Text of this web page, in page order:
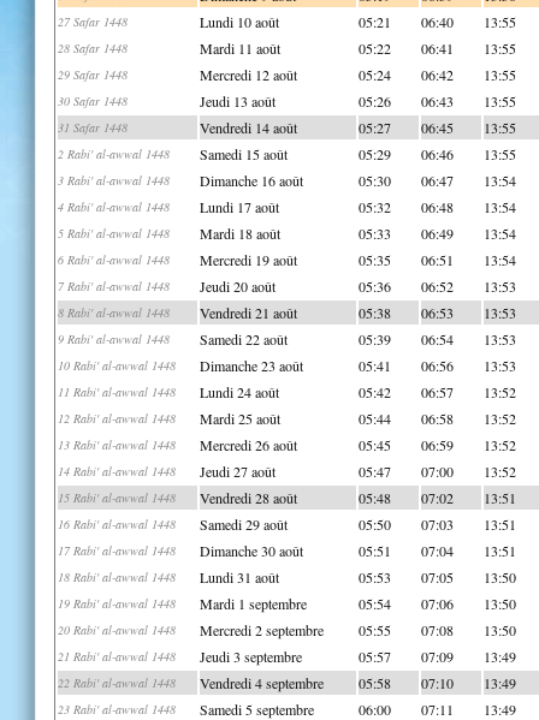
27 Safar 1448 Lundi 10 août 05:21 06:40 13:55
28 Safar 1448 Mardi 11 août 05:22 06:41 13:55
29 Safar 1448 Mercredi 12 août 05:24 06:42 13:55
30 Safar 1448 Jeudi 13 août 05:26 06:43 13:55
31 Safar 1448 Vendredi 14 août 05:27 06:45 13:55
2 Rabi' al-awwal 1448 Samedi 15 août 05:29 06:46 13:55
3 Rabi' al-awwal 1448 Dimanche 16 août 05:30 06:47 13:54
4 Rabi' al-awwal 1448 Lundi 17 août 05:32 06:48 13:54
5 Rabi' al-awwal 1448 Mardi 18 août 05:33 06:49 13:54
6 Rabi' al-awwal 1448 Mercredi 19 août 05:35 06:51 13:54
7 Rabi' al-awwal 1448 Jeudi 20 août 05:36 06:52 13:53
8 Rabi' al-awwal 1448 Vendredi 21 août 05:38 06:53 13:53
9 Rabi' al-awwal 1448 Samedi 22 août 05:39 06:54 13:53
10 Rabi' al-awwal 1448 Dimanche 23 août 05:41 06:56 13:53
11 Rabi' al-awwal 1448 Lundi 24 août 05:42 06:57 13:52
12 Rabi' al-awwal 1448 Mardi 25 août 05:44 06:58 13:52
13 Rabi' al-awwal 1448 Mercredi 26 août 05:45 06:59 13:52
14 Rabi' al-awwal 1448 Jeudi 27 août 05:47 07:00 13:52
15 Rabi' al-awwal 1448 Vendredi 28 août 05:48 07:02 13:51
16 Rabi' al-awwal 1448 Samedi 29 août 05:50 07:03 13:51
17 Rabi' al-awwal 1448 Dimanche 30 août 05:51 07:04 13:51
18 Rabi' al-awwal 1448 Lundi 31 août 05:53 07:05 13:50
19 Rabi' al-awwal 1448 Mardi 1 septembre 05:54 07:06 13:50
20 Rabi' al-awwal 1448 Mercredi 2 septembre 05:55 07:08 13:50
21 Rabi' al-awwal 1448 Jeudi 3 septembre 05:57 07:09 13:49
22 Rabi' al-awwal 1448 Vendredi 4 septembre 05:58 07:10 13:49
23 Rabi' al-awwal 1448 Samedi 5 septembre 06:00 07:11 13:49